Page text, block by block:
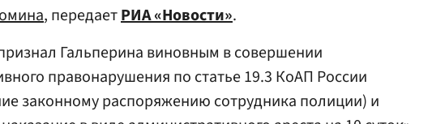
, передаетРИА «Новости».
Гальперина виновным в совершении
правонарушения по статье 19.3 КоАП России
законному распоряжению сотрудника полиции) и